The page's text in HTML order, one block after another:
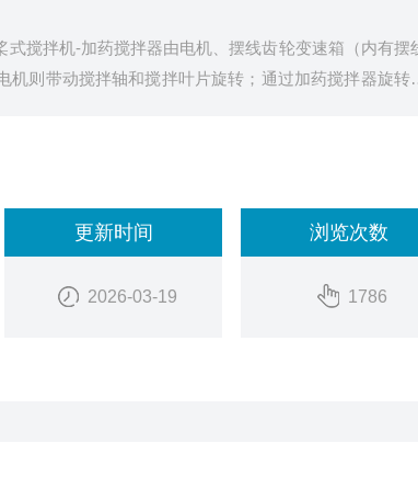
搅拌机-加药搅拌器由电机、摆线齿轮变速箱（内有摆
则带动搅拌轴和搅拌叶片旋转；通过加药搅拌器旋转
更新时间
2026-03-19
浏览次数
1786